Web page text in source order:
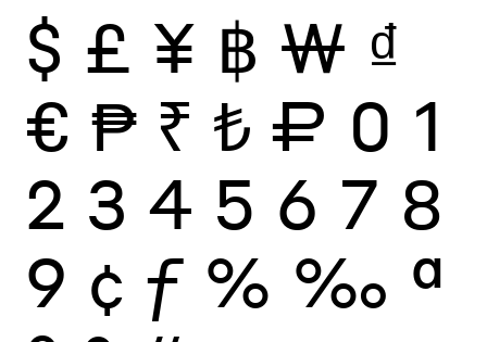
$ £ ¥ ฿ ₩ ₫
€ ₱ ₹ ₺ ₽ 0 1
2 3 4 5 6 7 8
9 ¢ ƒ % ‰ ª